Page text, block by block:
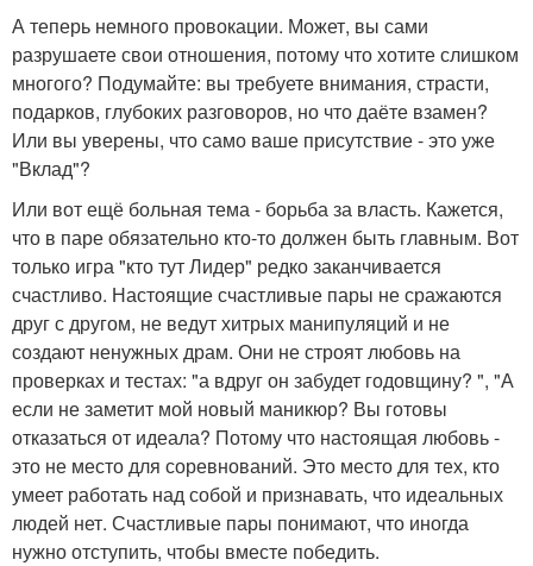
А теперь немного провокации. Может, вы сами
разрушаете свои отношения, потому что хотите слишком
многого? Подумайте: вы требуете внимания, страсти,
подарков, глубоких разговоров, но что даёте взамен?
Или вы уверены, что само ваше присутствие - это уже
"Вклад"?
Или вот ещё больная тема - борьба за власть. Кажется,
что в паре обязательно кто-то должен быть главным. Вот
только игра "кто тут Лидер" редко заканчивается
счастливо. Настоящие счастливые пары не сражаются
друг с другом, не ведут хитрых манипуляций и не
создают ненужных драм. Они не строят любовь на
проверках и тестах: "а вдруг он забудет годовщину? ", "А
если не заметит мой новый маникюр? Вы готовы
отказаться от идеала? Потому что настоящая любовь -
это не место для соревнований. Это место для тех, кто
умеет работать над собой и признавать, что идеальных
людей нет. Счастливые пары понимают, что иногда
нужно отступить, чтобы вместе победить.